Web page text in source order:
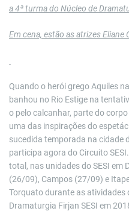
a 4ª turma do Núcleo de
Em cena, estão as atrizes Eliane
Quando o herói grego Aquiles
banhou no Rio Estige na
o pelo calcanhar, parte do
uma das inspirações do
sucedida temporada na cidade
participa agora do Circuito
total, nas unidades do SESI em
(26/09), Campos (27/09) e
Torquato durante as atividades
Dramaturgia Firjan SESI em